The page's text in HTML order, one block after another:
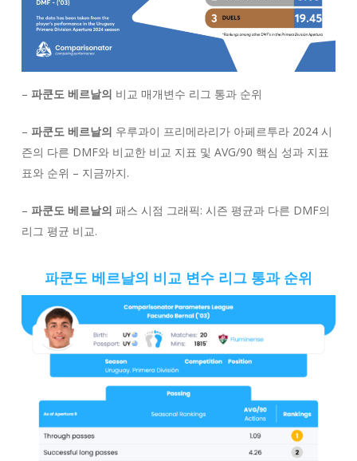
– 파쿤도 베르날의 비교 매개변수 리그 통과 순위
– 파쿤도 베르날의 우루과이 프리메라리가 아페르투라 2024 시
즌의 다른 DMF와 비교한 비교 지표 및 AVG/90 핵심 성과 지표
표와 순위 – 지금까지.
– 파쿤도 베르날의 패스 시점 그래픽: 시즌 평균과 다른 DMF의
리그 평균 비교.
파쿤도 베르날의 비교 변수 리그 통과 순위